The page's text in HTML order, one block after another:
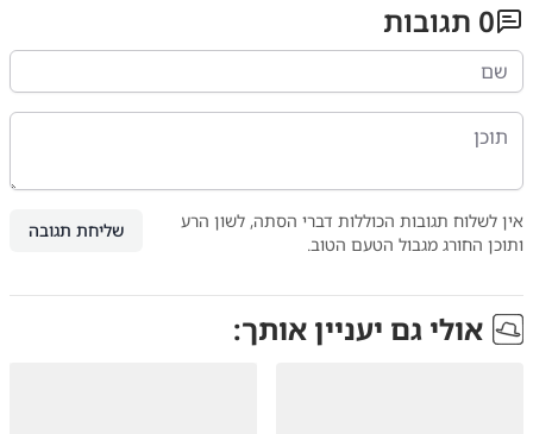
0 תגובות
אין לשלוח תגובות הכוללות דברי הסתה, לשון הרע
ותוכן החורג מגבול הטעם הטוב.
שליחת תגובה
אולי גם יעניין אותך: